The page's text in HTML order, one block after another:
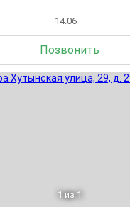
14.06
Позвонить
1 из 1